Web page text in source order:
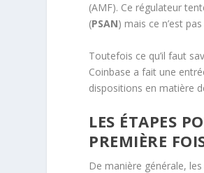
(AMF). Ce régulateur
(PSAN) mais ce n’est
Toutefois ce qu’il faut
Coinbase a fait une
dispositions en matière
LES ÉTAPES
PREMIÈRE
De manière générale,